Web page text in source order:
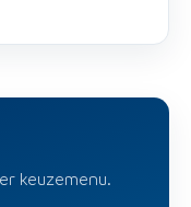
keuzemenu.